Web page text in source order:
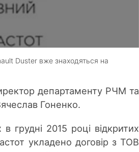
Duster вже знаходяться на
департаменту РЧМ та
Гоненко.
грудні 2015 році відкритих
укладено договір з ТОВ